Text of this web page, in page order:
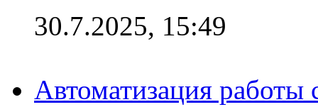
30.7.2025, 15:49
Автоматизация работы